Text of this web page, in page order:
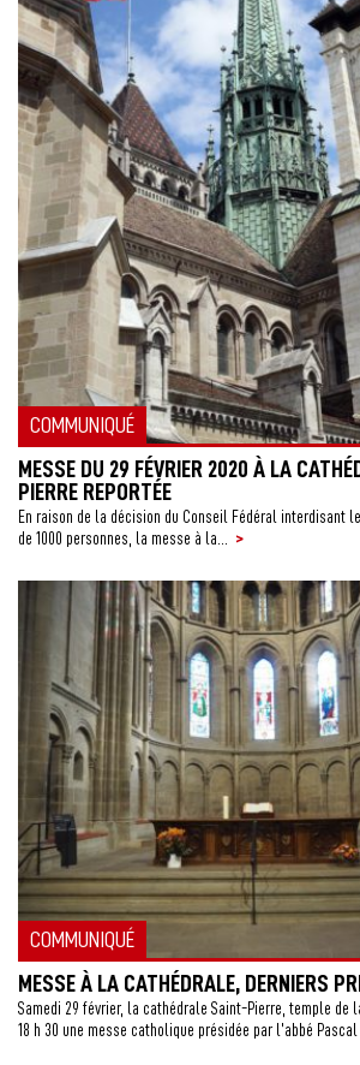
COMMUNIQUÉ
MESSE DU 29 FÉVRIER 2020 À LA
PIERRE REPORTÉE
En raison de la décision du Conseil Fédéral interdisant
de 1000 personnes, la messe à la...
>
COMMUNIQUÉ
MESSE À LA CATHÉDRALE, DERNIERS
Samedi 29 février, la cathédrale Saint-Pierre, temple de
18 h 30 une messe catholique présidée par l’abbé Pascal